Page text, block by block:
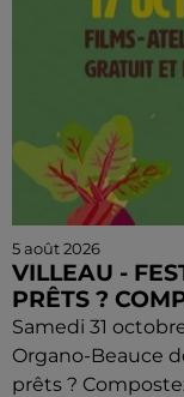
5 août 2026
VILLEAU -
PRÊTS ?
Samedi 31
Organo-Beauce
prêts ?